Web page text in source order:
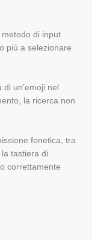
di input
più a selezionare
un’emoji nel
la ricerca non
fonetica, tra
tastiera di
correttamente